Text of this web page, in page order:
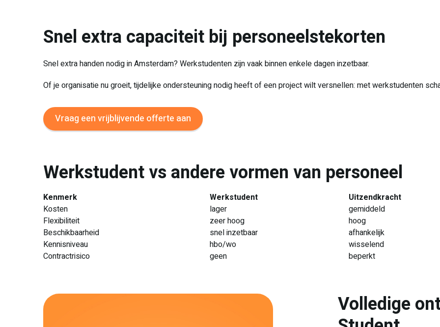
Snel extra capaciteit bij personeelstekorten
Snel extra handen nodig in Amsterdam? Werkstudenten zijn vaak binnen enkele dagen inzetbaar.
Of je organisatie nu groeit, tijdelijke ondersteuning nodig heeft of een project wilt versnellen: met werkstudenten
Vraag een vrijblijvende offerte aan
Werkstudent vs andere vormen van personeel
Kenmerk Werkstudent Uitzendkracht
Kosten
lager gemiddeld
Flexibiliteit
zeer hoog hoog
Beschikbaarheid
snel inzetbaar afhankelijk
Kennisniveau
hbo/wo wisselend
Contractrisico
geen beperkt
Volledige